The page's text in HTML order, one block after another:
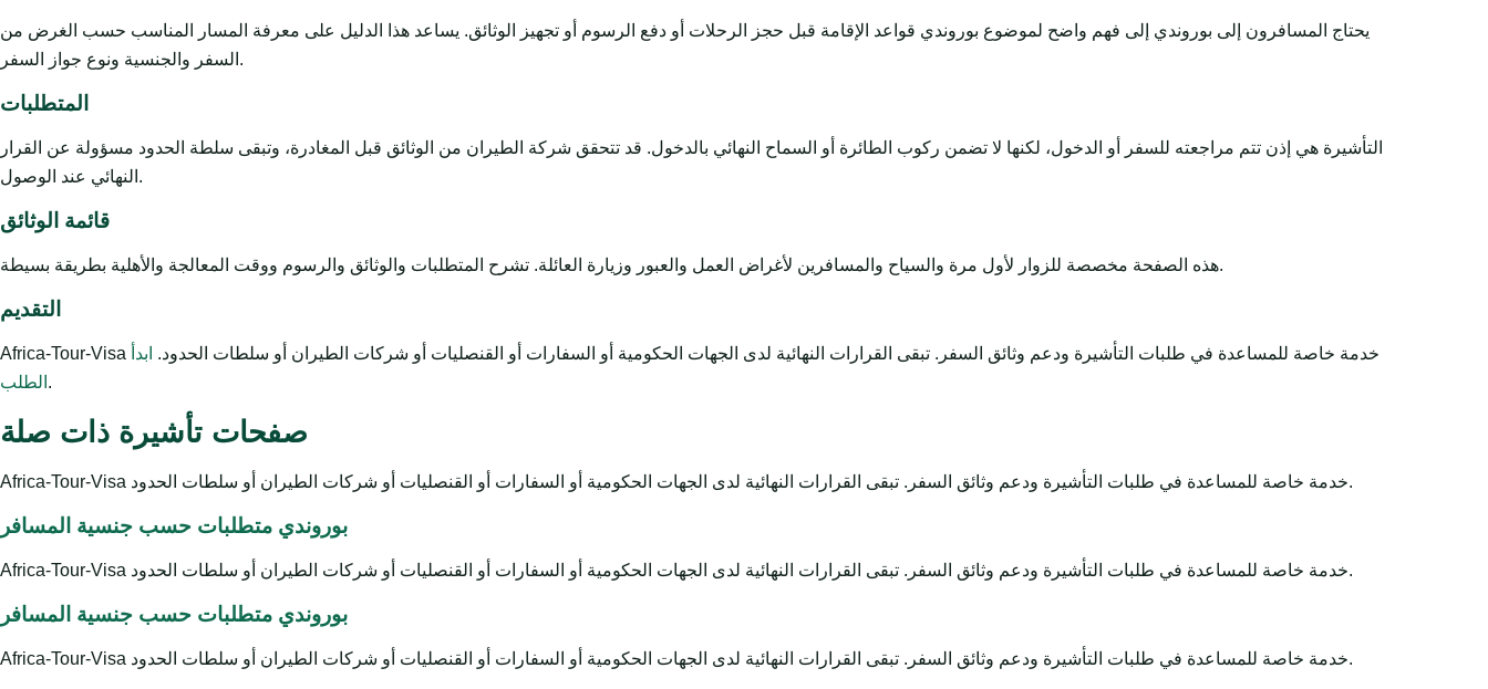
يحتاج المسافرون إلى بوروندي إلى فهم واضح لموضوع بوروندي قواعد الإقامة قبل حجز الرحلات أو دفع الرسوم أو تجهيز الوثائق. يساعد هذا الدليل على معرفة المسار المناسب حسب الغرض من
السفر والجنسية ونوع جواز السفر.
المتطلبات
التأشيرة هي إذن تتم مراجعته للسفر أو الدخول، لكنها لا تضمن ركوب الطائرة أو السماح النهائي بالدخول. قد تتحقق شركة الطيران من الوثائق قبل المغادرة، وتبقى سلطة الحدود مسؤولة عن القرار
النهائي عند الوصول.
قائمة الوثائق
هذه الصفحة مخصصة للزوار لأول مرة والسياح والمسافرين لأغراض العمل والعبور وزيارة العائلة. تشرح المتطلبات والوثائق والرسوم ووقت المعالجة والأهلية بطريقة بسيطة.
التقديم
Africa-Tour-Visa خدمة خاصة للمساعدة في طلبات التأشيرة ودعم وثائق السفر. تبقى القرارات النهائية لدى الجهات الحكومية أو السفارات أو القنصليات أو شركات الطيران أو سلطات الحدود. ابدأ
الطلب .
صفحات تأشيرة ذات صلة
Africa-Tour-Visa خدمة خاصة للمساعدة في طلبات التأشيرة ودعم وثائق السفر. تبقى القرارات النهائية لدى الجهات الحكومية أو السفارات أو القنصليات أو شركات الطيران أو سلطات الحدود.
بوروندي متطلبات حسب جنسية المسافر
Africa-Tour-Visa خدمة خاصة للمساعدة في طلبات التأشيرة ودعم وثائق السفر. تبقى القرارات النهائية لدى الجهات الحكومية أو السفارات أو القنصليات أو شركات الطيران أو سلطات الحدود.
بوروندي متطلبات حسب جنسية المسافر
Africa-Tour-Visa خدمة خاصة للمساعدة في طلبات التأشيرة ودعم وثائق السفر. تبقى القرارات النهائية لدى الجهات الحكومية أو السفارات أو القنصليات أو شركات الطيران أو سلطات الحدود.